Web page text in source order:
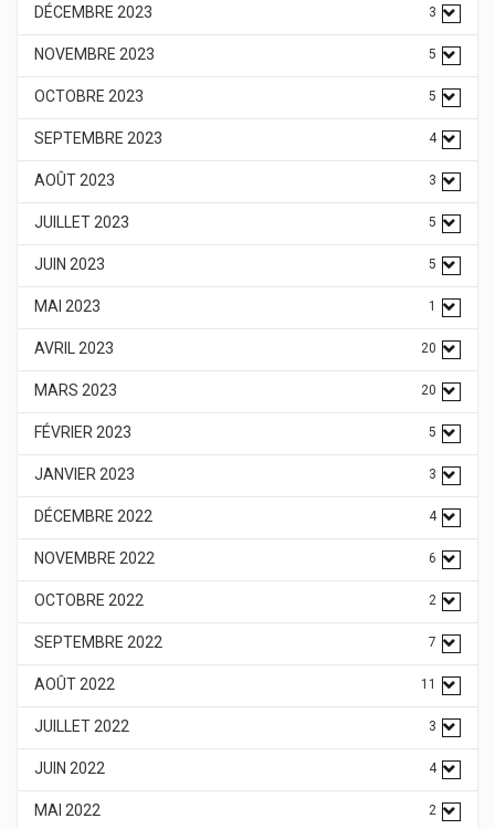
DÉCEMBRE 2023 3
NOVEMBRE 2023 5
OCTOBRE 2023 5
SEPTEMBRE 2023 4
AOÛT 2023 3
JUILLET 2023 5
JUIN 2023 5
MAI 2023 1
AVRIL 2023 20
MARS 2023 20
FÉVRIER 2023 5
JANVIER 2023 3
DÉCEMBRE 2022 4
NOVEMBRE 2022 6
OCTOBRE 2022 2
SEPTEMBRE 2022 7
AOÛT 2022 11
JUILLET 2022 3
JUIN 2022 4
MAI 2022 2